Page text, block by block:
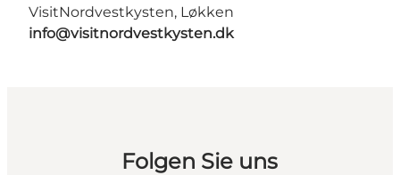
VisitNordvestkysten, Løkken
info@visitnordvestkysten.dk
Folgen Sie uns